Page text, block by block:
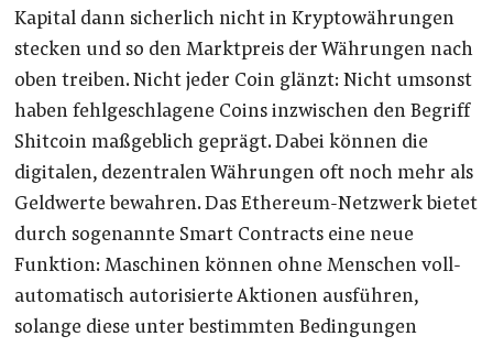
Kapital dann sicherlich nicht in Kryptowährungen
stecken und so den Marktpreis der Währungen nach
oben treiben. Nicht jeder Coin glänzt: Nicht umsonst
haben fehlgeschlagene Coins inzwischen den Begriff
Shitcoin maßgeblich geprägt. Dabei können die
digitalen, dezentralen Währungen oft noch mehr als
Geldwerte bewahren. Das Ethereum-Netzwerk bietet
durch sogenannte Smart Contracts eine neue
Funktion: Maschinen können ohne Menschen voll-
automatisch autorisierte Aktionen ausführen,
solange diese unter bestimmten Bedingungen